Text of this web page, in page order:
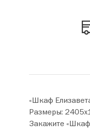
«Шкаф
Размеры:
Закажите «Шкаф Елизавета 5